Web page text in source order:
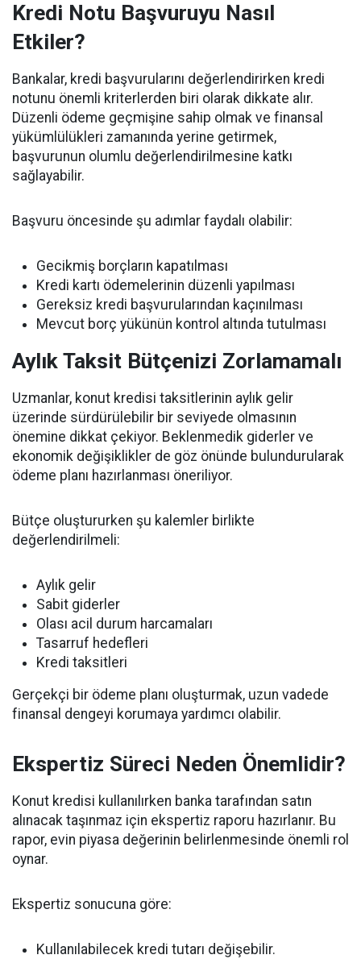
Kredi Notu Başvuruyu Nasıl
Etkiler?
Bankalar, kredi başvurularını değerlendirirken kredi
notunu önemli kriterlerden biri olarak dikkate alır.
Düzenli ödeme geçmişine sahip olmak ve finansal
yükümlülükleri zamanında yerine getirmek,
başvurunun olumlu değerlendirilmesine katkı
sağlayabilir.
Başvuru öncesinde şu adımlar faydalı olabilir:
Gecikmiş borçların kapatılması
Kredi kartı ödemelerinin düzenli yapılması
Gereksiz kredi başvurularından kaçınılması
Mevcut borç yükünün kontrol altında tutulması
Aylık Taksit Bütçenizi Zorlamamalı
Uzmanlar, konut kredisi taksitlerinin aylık gelir
üzerinde sürdürülebilir bir seviyede olmasının
önemine dikkat çekiyor. Beklenmedik giderler ve
ekonomik değişiklikler de göz önünde bulundurularak
ödeme planı hazırlanması öneriliyor.
Bütçe oluştururken şu kalemler birlikte
değerlendirilmeli:
Aylık gelir
Sabit giderler
Olası acil durum harcamaları
Tasarruf hedefleri
Kredi taksitleri
Gerçekçi bir ödeme planı oluşturmak, uzun vadede
finansal dengeyi korumaya yardımcı olabilir.
Ekspertiz Süreci Neden Önemlidir?
Konut kredisi kullanılırken banka tarafından satın
alınacak taşınmaz için ekspertiz raporu hazırlanır. Bu
rapor, evin piyasa değerinin belirlenmesinde önemli rol
oynar.
Ekspertiz sonucuna göre:
Kullanılabilecek kredi tutarı değişebilir.